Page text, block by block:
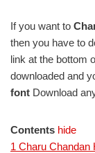
If you want to
then you have to
link at the bottom
downloaded and
font Download
Contents hide
1 Charu Chandan